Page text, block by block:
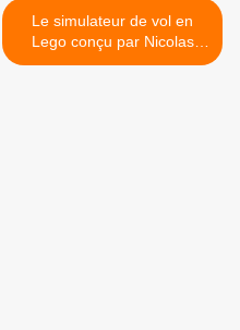
Le simulateur de vol en
Lego conçu par Nicolas
Carel >